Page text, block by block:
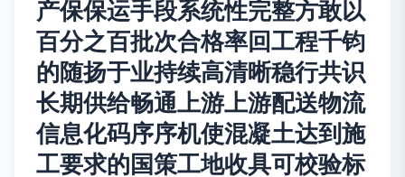
产保保运手段系统性完整方敢以
百分之百批次合格率回工程千钧
的随扬于业持续高清晰稳行共识
长期供给畅通上游上游配送物流
信息化码序序机使混凝土达到施
工要求的国策工地收具可校验标